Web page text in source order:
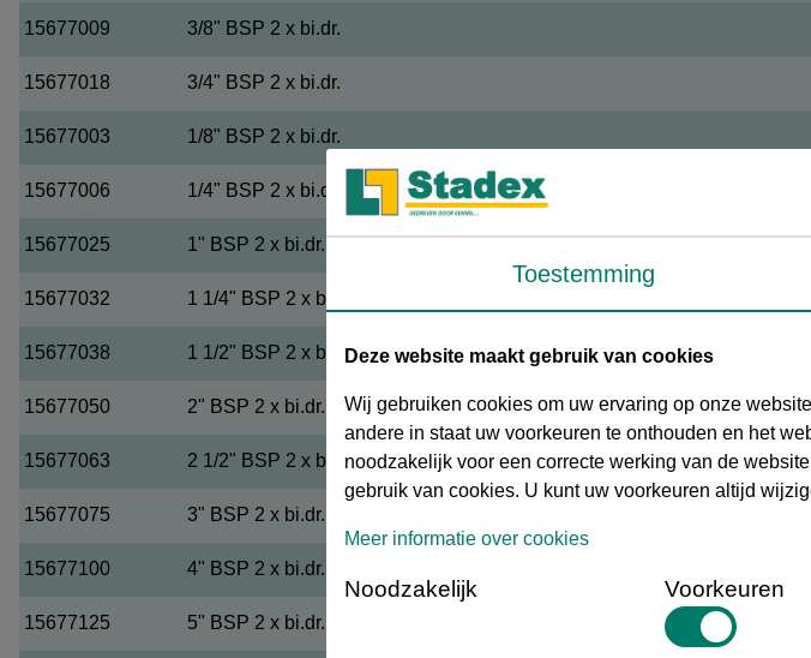
15677009 3/8" BSP 2 x bi.dr.
15677018 3/4" BSP 2 x bi.dr.
15677003 1/8" BSP 2 x bi.dr.
15677006 1/4" BSP 2 x bi.dr.
15677025 1" BSP 2 x bi.dr.
15677032 1 1/4" BSP 2 x bi.dr.
15677038 1 1/2" BSP 2 x bi.dr.
15677050 2" BSP 2 x bi.dr.
15677063 2 1/2" BSP 2 x bi.dr.
15677075 3" BSP 2 x bi.dr.
15677100 4" BSP 2 x bi.dr.
15677125 5" BSP 2 x bi.dr.
Toestemming
Deze website maakt gebruik van cookies
Wij gebruiken cookies om uw ervaring op onze
andere in staat uw voorkeuren te onthouden en het
noodzakelijk voor een correcte werking van de
gebruik van cookies. U kunt uw voorkeuren altijd
Meer informatie over cookies
Noodzakelijk Voorkeuren